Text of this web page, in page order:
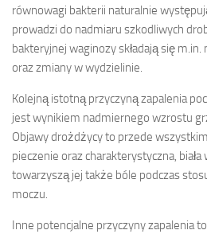
równowagi bakterii naturalnie
prowadzi do nadmiaru szkodliwych
bakteryjnej waginozy składają się
oraz zmiany w wydzielinie.
Kolejną istotną przyczyną zapalenia
jest wynikiem nadmiernego wzrostu
Objawy drożdżycy to przede
pieczenie oraz charakterystyczna, biała
towarzyszą jej także bóle podczas
moczu.
Inne potencjalne przyczyny zapalenia